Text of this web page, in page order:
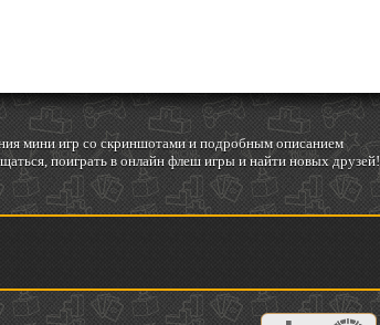
мини игр со скриншотами и подробным описанием
поиграть в онлайн флеш игры и найти новых друзей!